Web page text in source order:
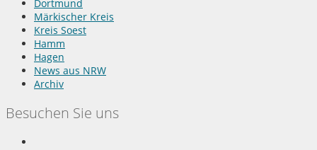
Dortmund
Märkischer Kreis
Kreis Soest
Hamm
Hagen
News aus NRW
Archiv
Besuchen Sie uns